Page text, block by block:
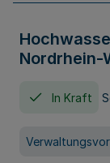
Nordrhein-
In Kraft